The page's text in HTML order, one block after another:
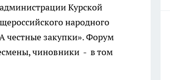
Курской
народного
честные закупки». Форум
чиновники - в том